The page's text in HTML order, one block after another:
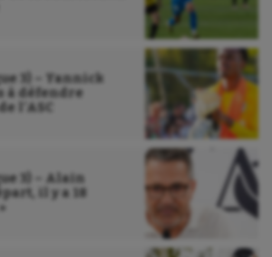
3) – Yannick
à défendre
l’ASC
3) – Alain
il y a 18